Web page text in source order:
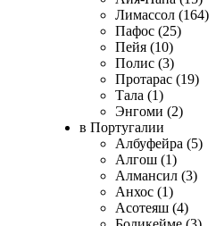
Лимассол (164)
Пафос (25)
Пейя (10)
Полис (3)
Протарас (19)
Тала (1)
Энгоми (2)
в Португалии
Албуфейра (5)
Алгош (1)
Алмансил (3)
Анхос (1)
Асотеяш (4)